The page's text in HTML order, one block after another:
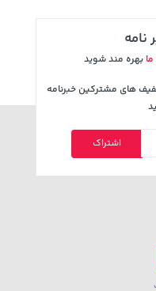
تومان
بهره مند شوید
های مشترکین خبرنامه
اشتراک